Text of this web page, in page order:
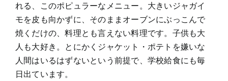
れる、このポピュラーなメニュー。大きいジャガイ
モを皮も向かずに、そのままオーブンにぶっこんで
焼くだけの、料理とも言えない料理です。子供も大
人も大好き。とにかくジャケット・ポテトを嫌いな
人間はいるはずないという前提で、学校給食にも毎
日出ています。